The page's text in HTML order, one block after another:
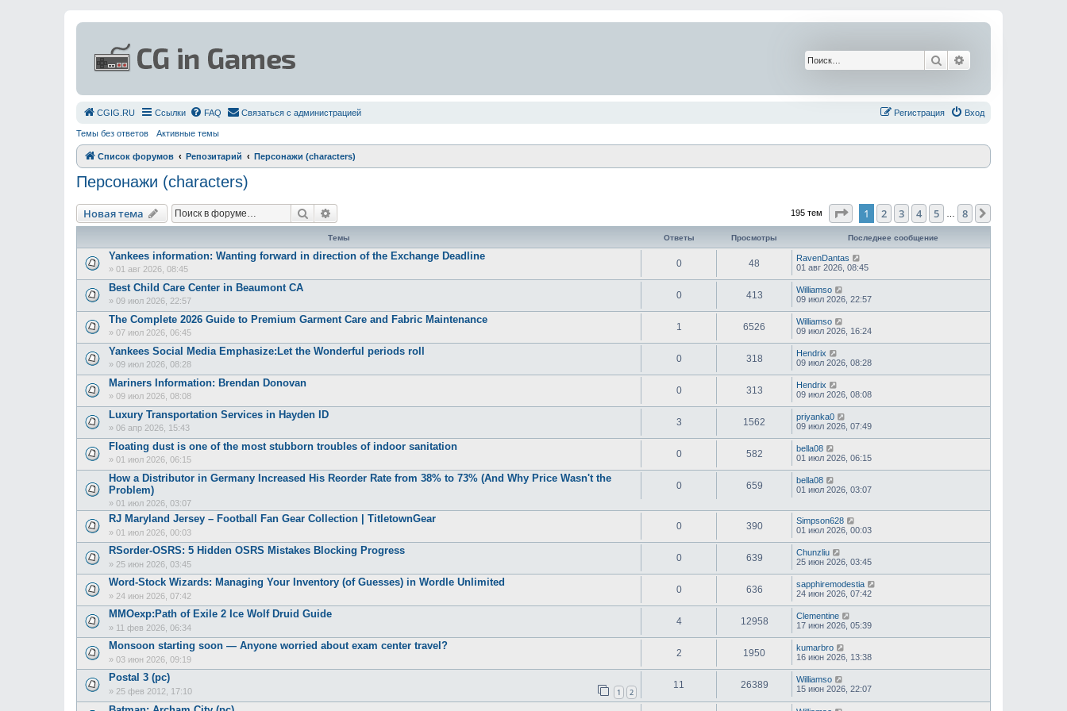
Поиск
СGIG.RU Ссылки FAQ Связаться с администрацией Вход
Регистрация
Темы без ответов Активные темы
Список форумов Репозитарий Персонажи (characters)
Персонажи (characters)
Новая тема Поиск 195 тем Страница1 из
1 2 3 4 5 8
Темы Ответы Просмотры Последнее сообщение
Yankees information: Wanting forward in direction of the Exchange Deadline
» 01 авг 2026, 08:45
0 48
RavenDantas
01 авг 2026, 08:45
Best Child Care Center in Beaumont CA
» 09 июл 2026, 22:57
0 413
Williamso
09 июл 2026, 22:57
The Complete 2026 Guide to Premium Garment Care and Fabric Maintenance
» 07 июл 2026, 06:45
1 6526
Williamso
09 июл 2026, 16:24
Yankees Social Media Emphasize:Let the Wonderful periods roll
» 09 июл 2026, 08:28
0 318
Hendrix
09 июл 2026, 08:28
Mariners Information: Brendan Donovan
» 09 июл 2026, 08:08
0 313
Hendrix
09 июл 2026, 08:08
Luxury Transportation Services in Hayden ID
» 06 апр 2026, 15:43
3 1562
priyanka0
09 июл 2026, 07:49
Floating dust is one of the most stubborn troubles of indoor sanitation
» 01 июл 2026, 06:15
0 582
bella08
01 июл 2026, 06:15
How a Distributor in Germany Increased His Reorder Rate from 38% to 73% (And Why Price Wasn't the
Problem)
» 01 июл 2026, 03:07
0 659
bella08
01 июл 2026, 03:07
RJ Maryland Jersey – Football Fan Gear Collection | TitletownGear
» 01 июл 2026, 00:03
0 390
Simpson628
01 июл 2026, 00:03
RSorder-OSRS: 5 Hidden OSRS Mistakes Blocking Progress
» 25 июн 2026, 03:45
0 639
Chunzliu
25 июн 2026, 03:45
Word-Stock Wizards: Managing Your Inventory (of Guesses) in Wordle Unlimited
» 24 июн 2026, 07:42
0 636
sapphiremodestia
24 июн 2026, 07:42
MMOexp:Path of Exile 2 Ice Wolf Druid Guide
» 11 фев 2026, 06:34
4 12958
Clementine
17 июн 2026, 05:39
Monsoon starting soon — Anyone worried about exam center travel?
» 03 июн 2026, 09:19
2 1950
kumarbro
16 июн 2026, 13:38
Postal 3 (pc)
» 25 фев 2012, 17:10 1 2
11 26389
Williamso
15 июн 2026, 22:07